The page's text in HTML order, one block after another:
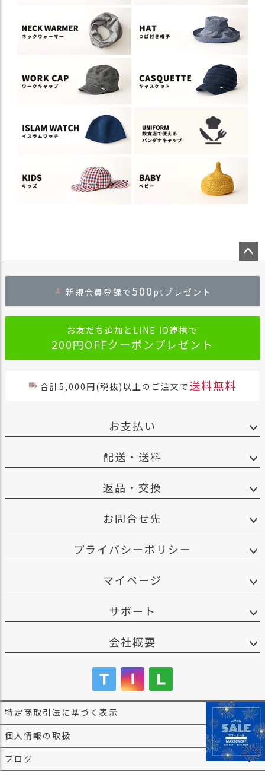
ジト
へ
新規会員登録で 500 ptプレゼント
お友だち追加とLINE ID連携で
200円OFFクーポンプレゼント
合計5,000円(税抜)以上のご注文で 送料無料
お支払い
配送・送料
返品・交換
お問合せ先
プライバシーポリシー
マイページ
サポート
会社概要
特定商取引法に基づく表示
個人情報の取扱
ブログ